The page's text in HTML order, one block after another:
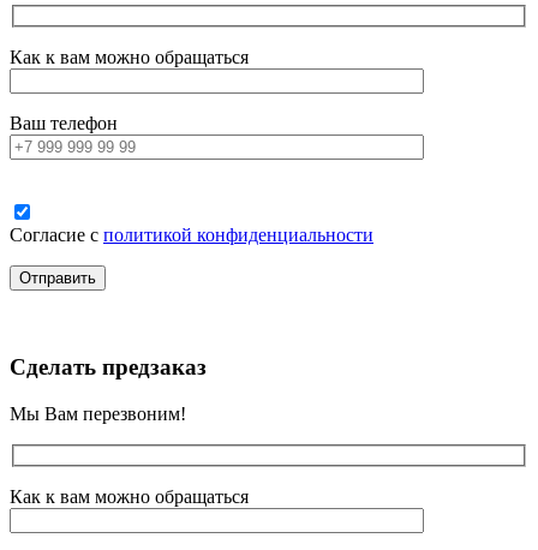
Как к вам можно обращаться
Ваш телефон
Согласие с политикой конфиденциальности
Сделать предзаказ
Мы Вам перезвоним!
Как к вам можно обращаться